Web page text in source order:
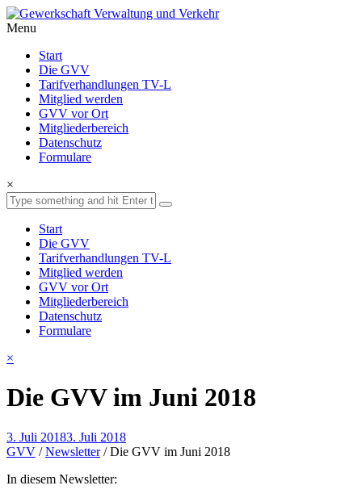
Menu
Start
Die GVV
Tarifverhandlungen TV-L
Mitglied werden
GVV vor Ort
Mitgliederbereich
Datenschutz
Formulare
×
Start
Die GVV
Tarifverhandlungen TV-L
Mitglied werden
GVV vor Ort
Mitgliederbereich
Datenschutz
Formulare
×
Die GVV im Juni 2018
3. Juli 20183. Juli 2018
GVV /Newsletter/Die GVV im Juni 2018
In diesem Newsletter: